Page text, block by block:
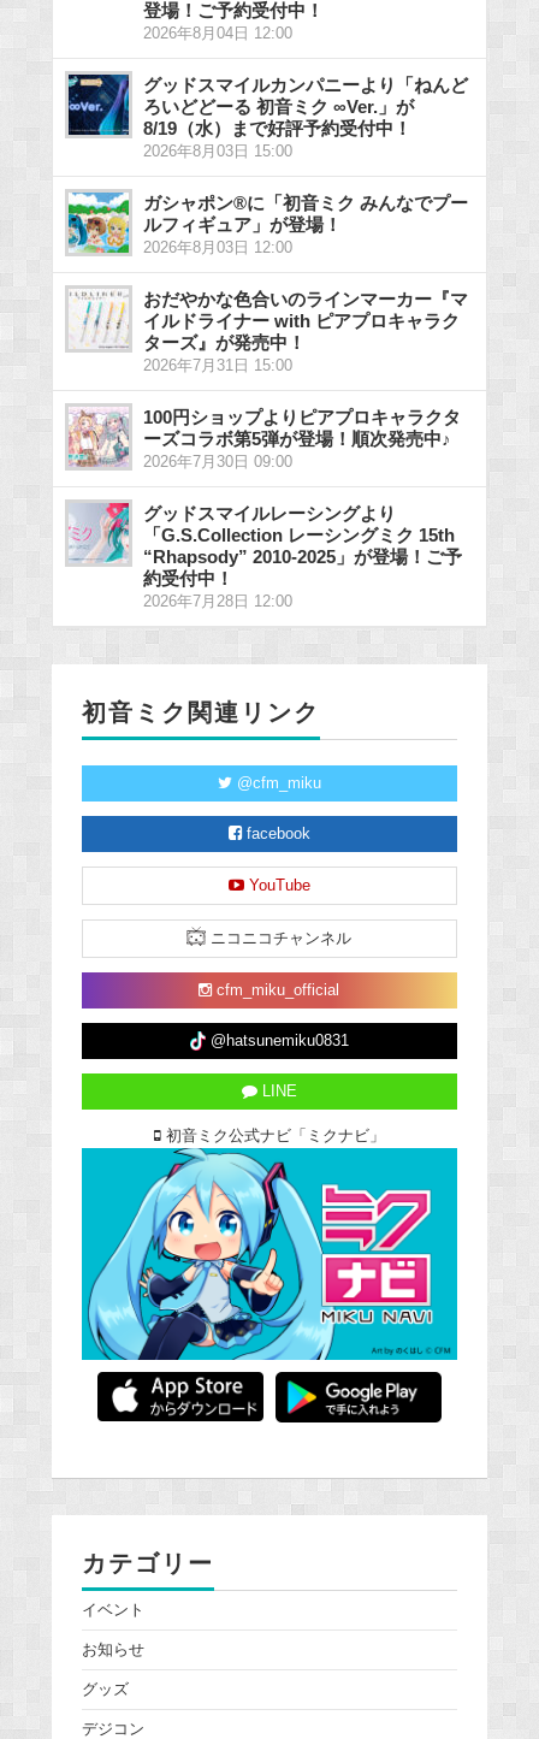
登場！ご予約受付中！
2026年8月04日 12:00
グッドスマイルカンパニーより「ねんど
ろいどどーる 初音ミク ∞Ver.」が
8/19（水）まで好評予約受付中！
2026年8月03日 15:00
ガシャポン®に「初音ミク みんなでプー
ルフィギュア」が登場！
2026年8月03日 12:00
おだやかな色合いのラインマーカー『マ
イルドライナー with ピアプロキャラク
ターズ』が発売中！
2026年7月31日 15:00
100円ショップよりピアプロキャラクタ
ーズコラボ第5弾が登場！順次発売中♪
2026年7月30日 09:00
グッドスマイルレーシングより
「G.S.Collection レーシングミク 15th
“Rhapsody” 2010-2025」が登場！ご予
約受付中！
2026年7月28日 12:00
初音ミク関連リンク
@cfm_miku
facebook
YouTube
ニコニコチャンネル
cfm_miku_official
@hatsunemiku0831
LINE
初音ミク公式ナビ「ミクナビ」
カテゴリー
イベント
お知らせ
グッズ
デジコン